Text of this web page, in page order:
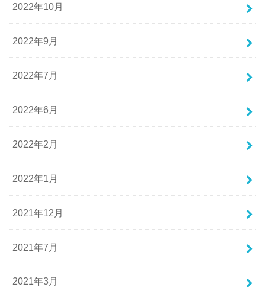
2022年10月
2022年9月
2022年7月
2022年6月
2022年2月
2022年1月
2021年12月
2021年7月
2021年3月